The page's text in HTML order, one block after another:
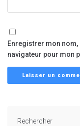
Enregistrer mon
navigateur pour mon
Rechercher